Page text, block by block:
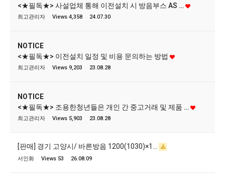
<★필독★> 사설업체 통해 이전설치 시 방음부스 AS …
최고관리자 Views 4,358 24.07.30
NOTICE
<★필독★> 이전설치 일정 및 비용 문의하는 방법
최고관리자 Views 9,203 23.08.28
NOTICE
<★필독★> 조용한청년들은 개인 간 중고거래 및 제품 …
최고관리자 Views 5,903 23.08.28
[판매] 경기 고양시/ 바른방음 1200(1030)×1…
서인화 Views 53 26.08.09